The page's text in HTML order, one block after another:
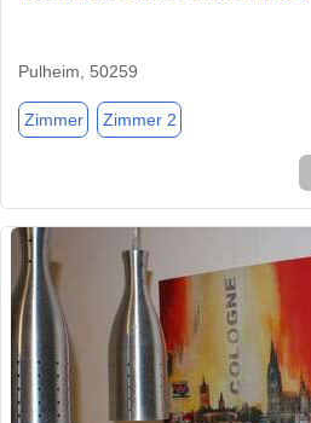
Pulheim, 50259
Zimmer Zimmer 2